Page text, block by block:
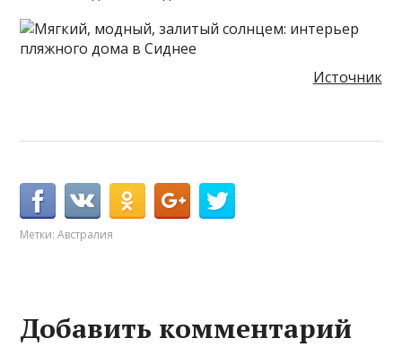
Источник
Метки:Австралия
Добавить комментарий